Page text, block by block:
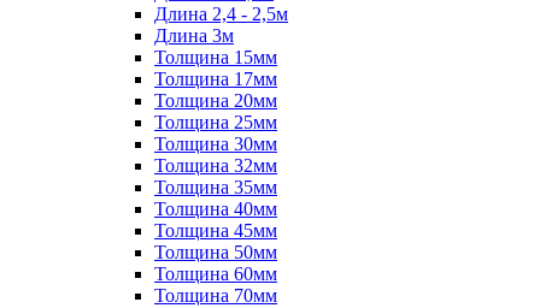
Длина 2,4 - 2,5м
Длина 3м
Толщина 15мм
Толщина 17мм
Толщина 20мм
Толщина 25мм
Толщина 30мм
Толщина 32мм
Толщина 35мм
Толщина 40мм
Толщина 45мм
Толщина 50мм
Толщина 60мм
Толщина 70мм